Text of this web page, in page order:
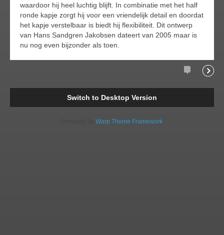
waardoor hij heel luchtig blijft. In combinatie met het half
ronde kapje zorgt hij voor een vriendelijk detail en doordat
het kapje verstelbaar is biedt hij flexibiliteit. Dit ontwerp
van Hans Sandgren Jakobsen dateert van 2005 maar is
nu nog even bijzonder als toen.
Comments
Switch to Desktop Version
Warp Theme Framework